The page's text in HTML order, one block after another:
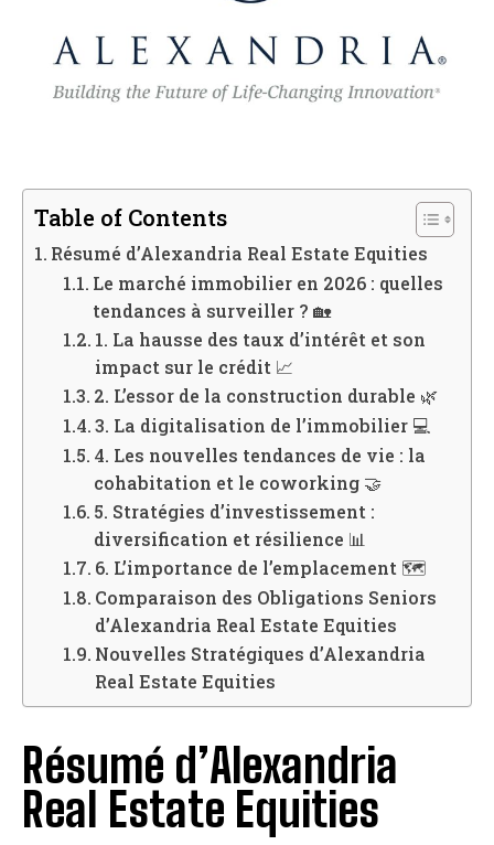
Table of Contents
Résumé d’Alexandria Real Estate Equities
Le marché immobilier en 2026 : quelles
tendances à surveiller ? 🏡
1. La hausse des taux d’intérêt et son
impact sur le crédit 📈
2. L’essor de la construction durable 🌿
3. La digitalisation de l’immobilier 💻
4. Les nouvelles tendances de vie : la
cohabitation et le coworking 🤝
5. Stratégies d’investissement :
diversification et résilience 📊
6. L’importance de l’emplacement 🗺️
Comparaison des Obligations Seniors
d’Alexandria Real Estate Equities
Nouvelles Stratégiques d’Alexandria
Real Estate Equities
Résumé d’Alexandria
Real Estate Equities